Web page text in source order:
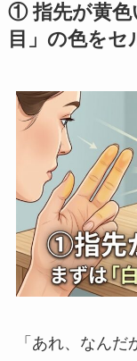
① 指先が黄色
目」の色をセ
「あれ、なん